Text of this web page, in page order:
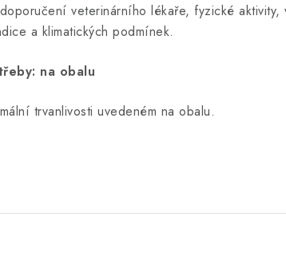
veterinárního lékaře, fyzické aktivity,
a klimatických podmínek.
na obalu
trvanlivosti uvedeném na obalu.